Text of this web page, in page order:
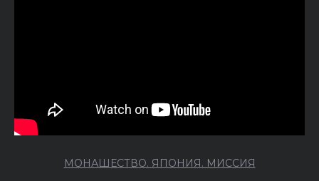
МОНАШЕСТВО. ЯПОНИЯ. МИССИЯ